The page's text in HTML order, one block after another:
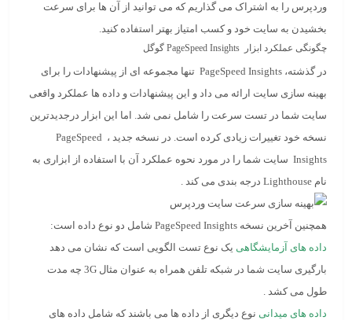
وردپرس را به اشتراک می گذاریم که می توانید از آن ها برای سرعت
بخشیدن به سایت خود و کسب امتیاز بهتر استفاده کنید.
چگونگی عملکرد ابزار PageSpeed ​​Insights گوگل
در گذشته، PageSpeed ​​Insights تنها مجموعه ای از پیشنهادات را برای
بهینه سازی سایت ارائه می داد و این پیشنهادات و داده ها عملکرد واقعی
سایت شما در تست سرعت را شامل نمی شد. اما این ابزار درجدیدترین
نسخه خود تغییرات زیادی کرده است. در نسخه جدید ، PageSpeed ​​
Insights سایت شما را در مورد نحوه عملکرد آن با استفاده از ابزاری به
نام Lighthouse درجه بندی می کند .
همچنین آخرین نسخه PageSpeed ​​Insights شامل دو نوع داده است:
داده های آزمایشگاهی یک نوع تست الگویی است که نشان می دهد
بارگیری سایت شما در شبکه تلفن همراه به عنوان مثال 3G چه مدت
طول می کشد .
داده های میدانی نوع دیگری از داده ها می باشند که شامل داده های